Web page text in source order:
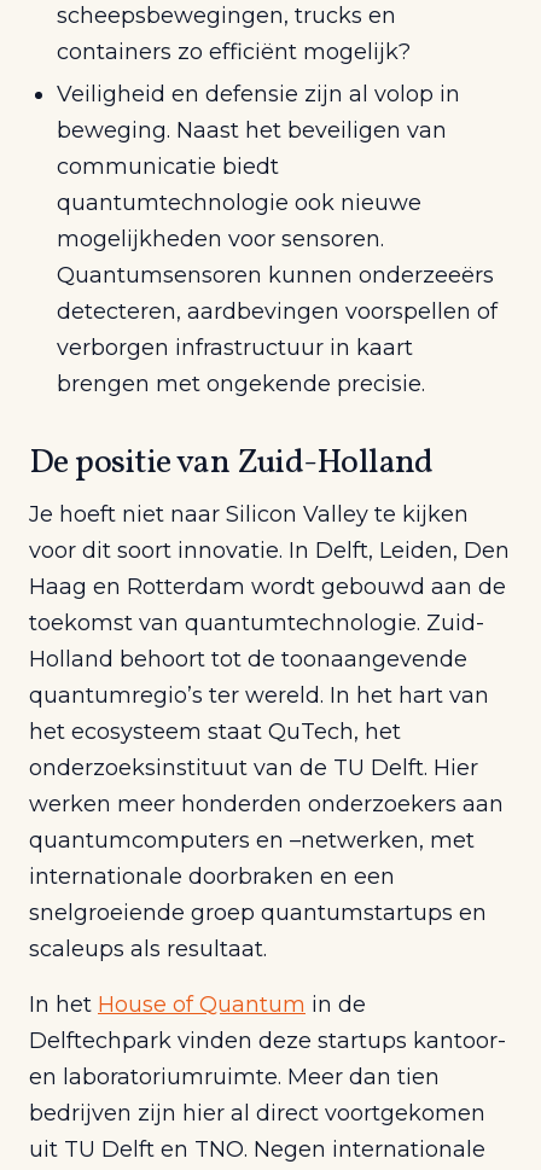
scheepsbewegingen, trucks en
containers zo efficiënt mogelijk?
Veiligheid en defensie zijn al volop in
beweging. Naast het beveiligen van
communicatie biedt
quantumtechnologie ook nieuwe
mogelijkheden voor sensoren.
Quantumsensoren kunnen onderzeeërs
detecteren, aardbevingen voorspellen of
verborgen infrastructuur in kaart
brengen met ongekende precisie.
De positie van Zuid-Holland
Je hoeft niet naar Silicon Valley te kijken
voor dit soort innovatie. In Delft, Leiden, Den
Haag en Rotterdam wordt gebouwd aan de
toekomst van quantumtechnologie. Zuid-
Holland behoort tot de toonaangevende
quantumregio’s ter wereld. In het hart van
het ecosysteem staat QuTech, het
onderzoeksinstituut van de TU Delft. Hier
werken meer honderden onderzoekers aan
quantumcomputers en –netwerken, met
internationale doorbraken en een
snelgroeiende groep quantumstartups en
scaleups als resultaat.
In het House of Quantum in de
Delftechpark vinden deze startups kantoor-
en laboratoriumruimte. Meer dan tien
bedrijven zijn hier al direct voortgekomen
uit TU Delft en TNO. Negen internationale